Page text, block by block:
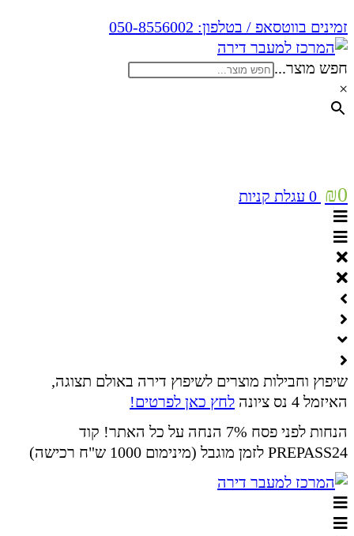
זמינים בווטסאפ / בטלפון: 050-8556002
חפש מוצר...
×
₪0
0 עגלת קניות
שיפוץ וחבילות מוצרים לשיפוץ דירה באולם תצוגה,
האיזמל 4 נס ציונה
לחץ כאן לפרטים!
הנחות לפני פסח 7% הנחה על כל האתר! קוד
PREPASS24 לזמן מוגבל (מינימום 1000 ש"ח רכישה)